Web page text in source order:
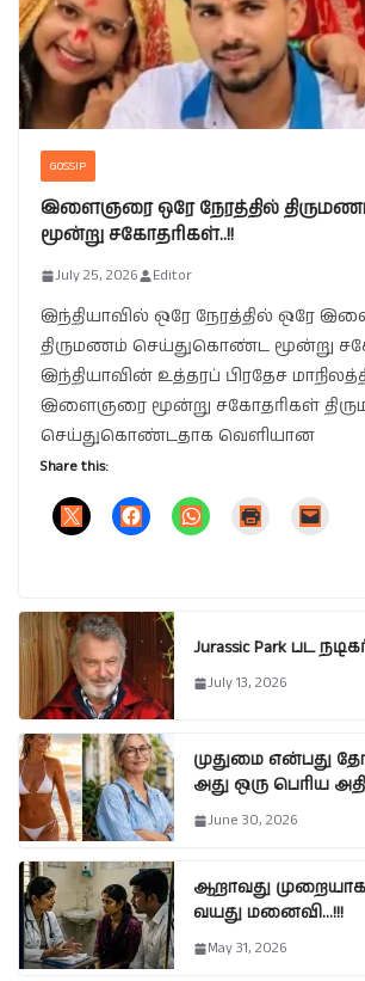
GOSSIP
இளைஞரை ஒரே நேரத்தில்
மூன்று சகோதரிகள்..!!
July 25, 2026 Editor
இந்தியாவில் ஒரே நேரத்தில் ஒரே
திருமணம் செய்துகொண்ட மூன்று
இந்தியாவின் உத்தரப் பிரதேச
இளைஞரை மூன்று சகோதரிகள்
செய்துகொண்டதாக வெளியான
Share this:
Jurassic Park பட
July 13, 2026
முதுமை என்பது
அது ஒரு பெரிய
June 30, 2026
ஆறாவது முறையாக
வயது மனைவி…!!!
May 31, 2026